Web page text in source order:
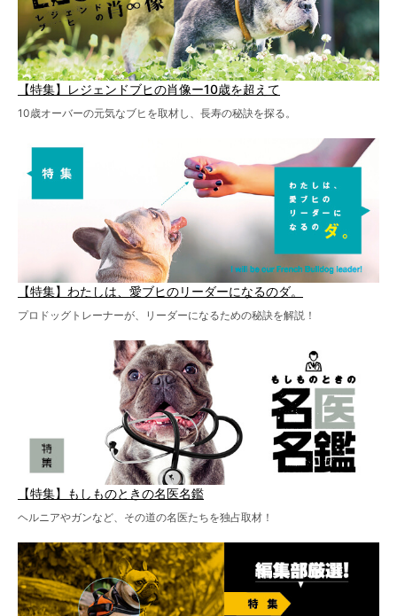
【特集】レジェンドブヒの肖像ー10歳を超えて
10歳オーバーの元気なブヒを取材し、長寿の秘訣を探る。
【特集】わたしは、愛ブヒのリーダーになるのダ。
プロドッグトレーナーが、リーダーになるための秘訣を解説！
【特集】もしものときの名医名鑑
ヘルニアやガンなど、その道の名医たちを独占取材！